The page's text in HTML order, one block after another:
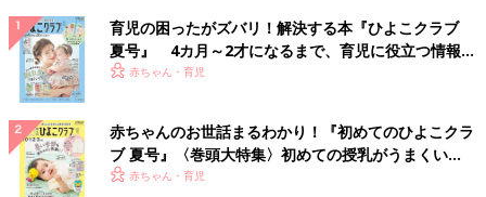
えて欲しいでもなく、なんで泣いているのかがわかりませんでし
た。あまりに泣くので「どこか痛いんじゃないか」と思って、ひ
どいときには救急車を呼んで、レントゲンを撮ったり、全身を検
査してもらったこともあったのですが、特に異常はありませんで
また、みっちゃんは首が座るのも、つかまり立ちも早かったんで
すが、はいはいはほとんどありませんでした。はいはいは一般的
育児の困ったがズバリ！解決する本『ひよこクラブ
夏号』 4カ月～2才になるまで、育児に役立つ情報が
いっぱい！
赤ちゃん・育児
赤ちゃんのお世話まるわかり！『初めてのひよこクラ
ブ 夏号』〈巻頭大特集〉初めての授乳がうまくい
く！ おっぱい・ミルクの基本と夏のトラブル 解決テ
赤ちゃん・育児